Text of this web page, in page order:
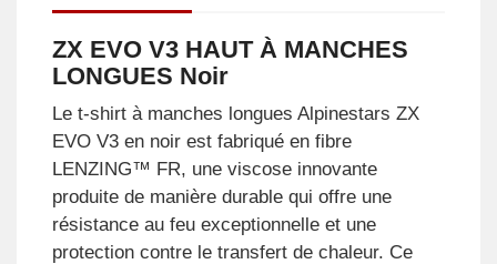
ZX EVO V3 HAUT À MANCHES
LONGUES Noir
Le t-shirt à manches longues Alpinestars ZX
EVO V3 en noir est fabriqué en fibre
LENZING™ FR, une viscose innovante
produite de manière durable qui offre une
résistance au feu exceptionnelle et une
protection contre le transfert de chaleur. Ce